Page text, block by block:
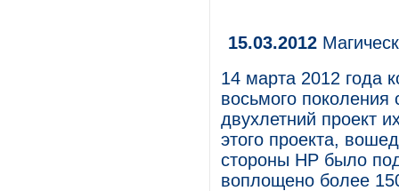
15.03.2012
14 марта 2012 года
восьмого
двухлетний проект
этого проекта,
стороны HP было
воплощено более